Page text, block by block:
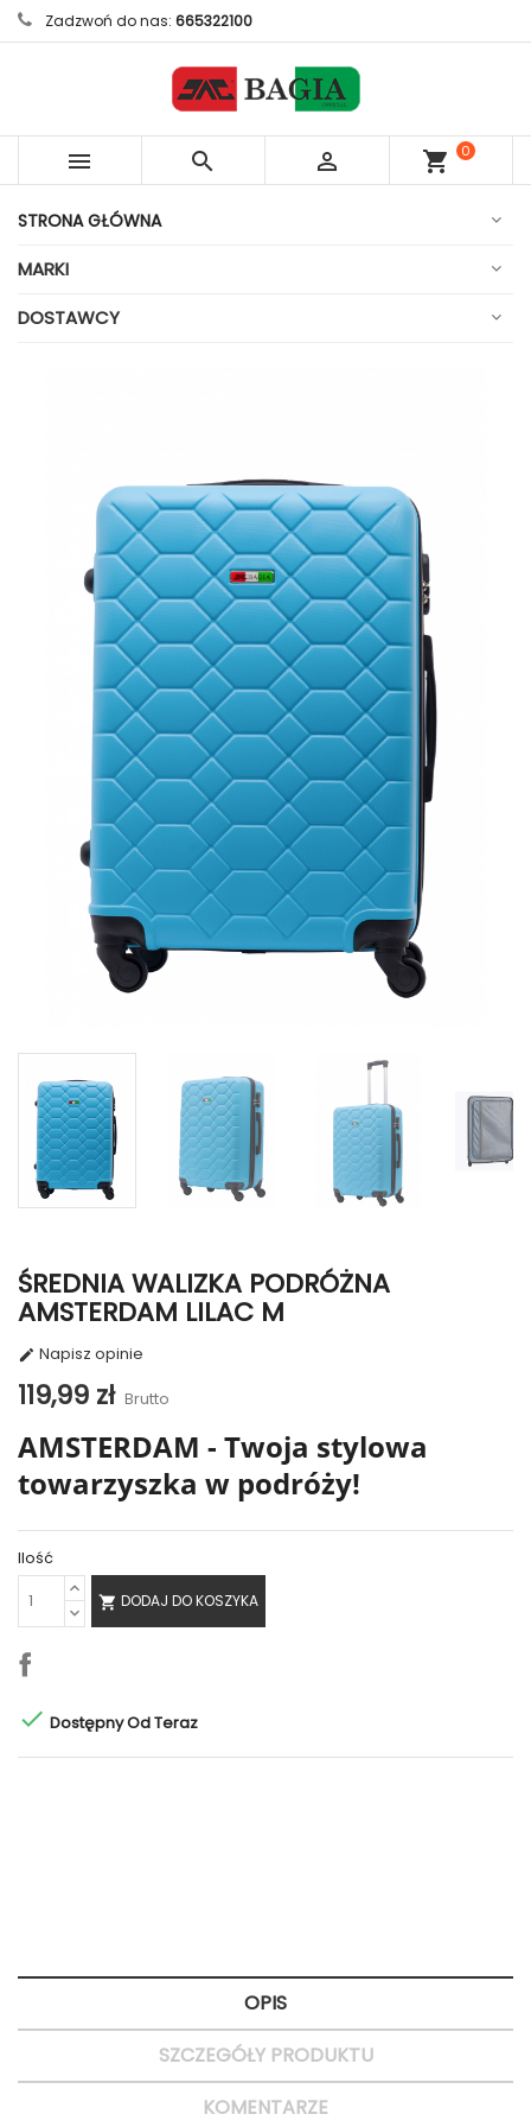
Zadzwoń do nas: 665322100
   shopping_cart
0
STRONA GŁÓWNA
MARKI
DOSTAWCY
ŚREDNIA WALIZKA PODRÓŻNA
AMSTERDAM LILAC M
 Napisz opinie
119,99 zł Brutto
AMSTERDAM - Twoja stylowa
towarzyszka w podróży!
Ilość
 DODAJ DO KOSZYKA
 Dostępny Od Teraz
OPIS
SZCZEGÓŁY PRODUKTU
KOMENTARZE